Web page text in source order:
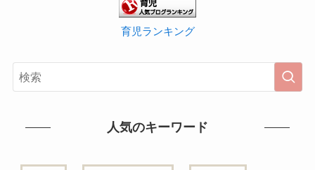
育児ランキング
人気のキーワード